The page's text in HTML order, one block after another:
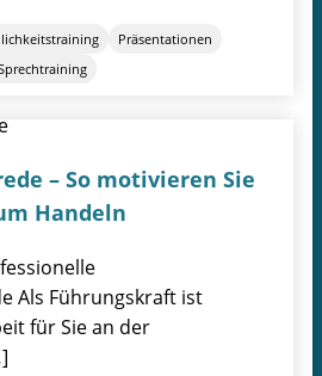
Präsentationen
– So motivieren Sie
Handeln
Als Führungskraft ist
für Sie an der